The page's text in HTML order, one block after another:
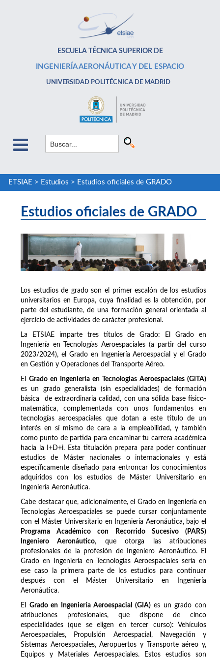
ESCUELA TÉCNICA SUPERIOR DE
INGENIERÍA AERONÁUTICA Y DEL ESPACIO
UNIVERSIDAD POLITÉCNICA DE MADRID
ETSIAE > Estudios > Estudios oficiales de GRADO
Estudios oficiales de GRADO
Los estudios de grado son el primer escalón de los estudios
universitarios en Europa, cuya finalidad es la obtención, por
parte del estudiante, de una formación general orientada al
ejercicio de actividades de carácter profesional.
La ETSIAE imparte tres títulos de Grado: El Grado en
Ingeniería en Tecnologías Aeroespaciales (a partir del curso
2023/2024), el Grado en Ingeniería Aeroespacial y el Grado
en Gestión y Operaciones del Transporte Aéreo.
El Grado en Ingeniería en Tecnologías Aeroespaciales (GITA)
es un grado generalista (sin especialidades) de formación
básica de extraordinaria calidad, con una sólida base físico-
matemática, complementada con unos fundamentos en
tecnologías aeroespaciales que dotan a este título de un
interés en sí mismo de cara a la empleabilidad, y también
como punto de partida para encaminar tu carrera académica
hacia la I+D+i. Esta titulación prepara para poder continuar
estudios de Máster nacionales o internacionales y está
específicamente diseñado para entroncar los conocimientos
adquiridos con los estudios de Máster Universitario en
Ingeniería Aeronáutica.
Cabe destacar que, adicionalmente, el Grado en Ingeniería en
Tecnologías Aeroespaciales se puede cursar conjuntamente
con el Máster Universitario en Ingeniería Aeronáutica, bajo el
Programa Académico con Recorrido Sucesivo (PARS)
Ingeniero Aeronáutico, que otorga las atribuciones
profesionales de la profesión de Ingeniero Aeronáutico. El
Grado en Ingeniería en Tecnologías Aeroespaciales sería en
ese caso la primera parte de los estudios para continuar
después con el Máster Universitario en Ingeniería
Aeronáutica.
El Grado en Ingeniería Aeroespacial (GIA)es un grado con
atribuciones profesionales, que dispone de cinco
especialidades (que se eligen en tercer curso): Vehículos
Aeroespaciales, Propulsión Aeroespacial, Navegación y
Sistemas Aeroespaciales, Aeropuertos y Transporte aéreo y,
Equipos y Materiales Aeroespaciales. Estos estudios son